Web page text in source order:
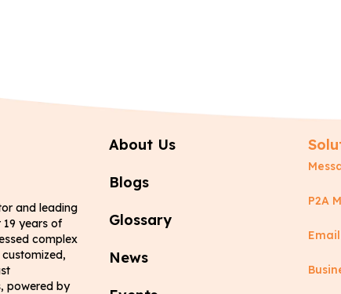
and leading
19 years of
complex
powered by
About Us
Blogs
Glossary
News
P2A